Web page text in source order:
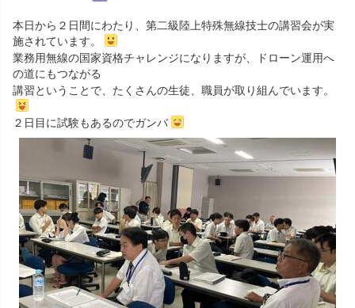
本日から２日間にわたり、第二級陸上特殊無線技士の講習会が実
施されています。
業務用無線の国家資格チャレンジになりますが、ドローン運用へ
の道にもつながる
講習ということで、たくさんの生徒、職員が取り組んでいます。
２日目に試験もあるのでガンバ